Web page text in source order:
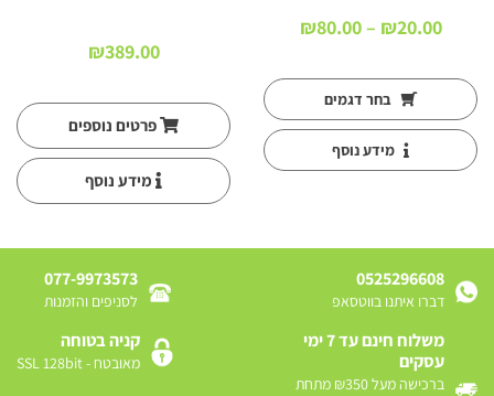
₪20.00
–
₪80.00
⁦₪80.00⁩
בחר דגמים
מידע נוסף
₪389.00
פרטים נוספים
מידע נוסף
0525296608
דברו איתנו בווטסאפ
077-9973573
לסניפים והזמנות
משלוח חינם עד 7 ימי
עסקים
ברכישה מעל ₪350 מתחת
קניה בטוחה
מאובטח - SSL 128bit